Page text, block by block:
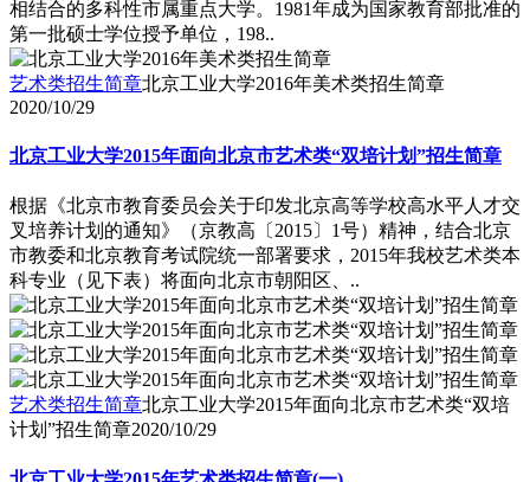
相结合的多科性市属重点大学。1981年成为国家教育部批准的
第一批硕士学位授予单位，198..
艺术类招生简章北京工业大学2016年美术类招生简章
2020/10/29
北京工业大学2015年面向北京市艺术类“双培计划”招生简章
根据《北京市教育委员会关于印发北京高等学校高水平人才交
叉培养计划的通知》（京教高〔2015〕1号）精神，结合北京
市教委和北京教育考试院统一部署要求，2015年我校艺术类本
科专业（见下表）将面向北京市朝阳区、..
艺术类招生简章北京工业大学2015年面向北京市艺术类“双培
计划”招生简章2020/10/29